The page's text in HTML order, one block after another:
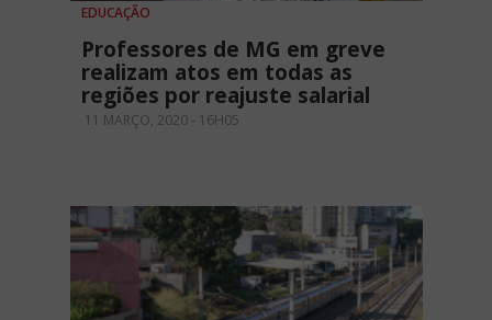
EDUCAÇÃO
Professores de MG em greve
realizam atos em todas as
regiões por reajuste salarial
11 MARÇO, 2020 - 16H05